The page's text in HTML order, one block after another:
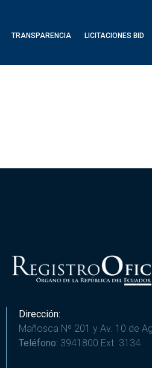
TRANSPARENCIA LICITACIONES BID
Dirección:
Mañosca Nº 201 y Av. 10 de
Teléfono: 3941800 Ext. 3134